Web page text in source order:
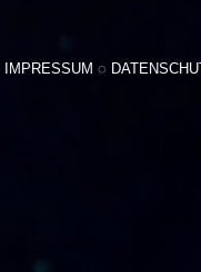
IMPRESSUM ◌